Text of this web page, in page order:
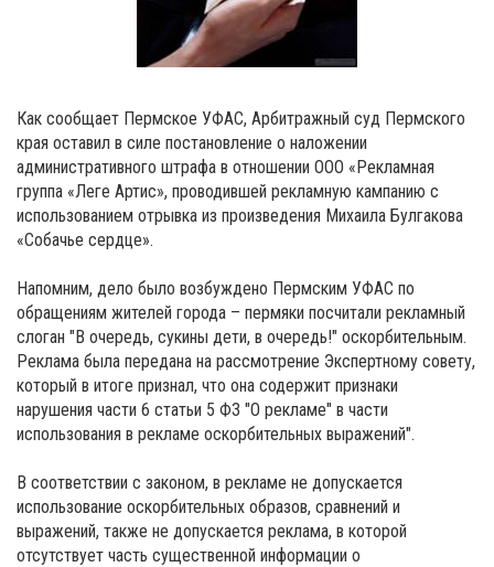
Как сообщает Пермское УФАС, Арбитражный суд Пермского
края оставил в силе постановление о наложении
административного штрафа в отношении ООО «Рекламная
группа «Леге Артис», проводившей рекламную кампанию с
использованием отрывка из произведения Михаила Булгакова
«Собачье сердце».
Напомним, дело было возбуждено Пермским УФАС по
обращениям жителей города – пермяки посчитали рекламный
слоган "В очередь, сукины дети, в очередь!" оскорбительным.
Реклама была передана на рассмотрение Экспертному совету,
который в итоге признал, что она содержит признаки
нарушения части 6 статьи 5 ФЗ "О рекламе" в части
использования в рекламе оскорбительных выражений".
В соответствии с законом, в рекламе не допускается
использование оскорбительных образов, сравнений и
выражений, также не допускается реклама, в которой
отсутствует часть существенной информации о